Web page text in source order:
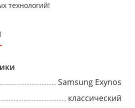
технологий!
Samsung Exynos
классический